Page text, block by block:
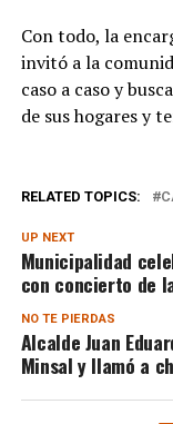
Con todo, la
invitó a la
caso a caso y
de sus hogares y
RELATED TOPICS:
UP NEXT
Municipalidad
con concierto de
NO TE PIERDAS
Alcalde Juan
Minsal y llamó a